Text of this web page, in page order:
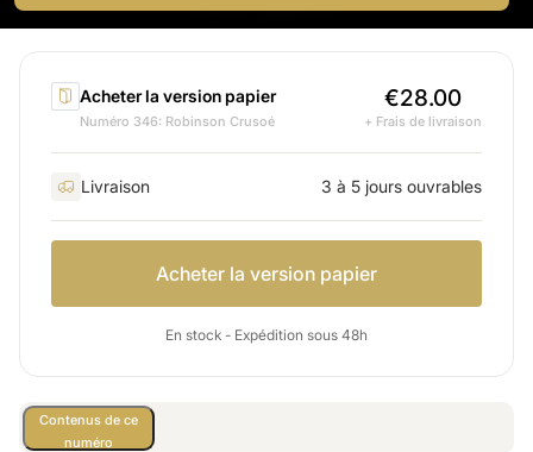
Acheter la version papier
Numéro 346: Robinson Crusoé
€28.00
+ Frais de livraison
Livraison 3 à 5 jours ouvrables
Acheter la version papier
En stock - Expédition sous 48h
Contenus de ce
numéro